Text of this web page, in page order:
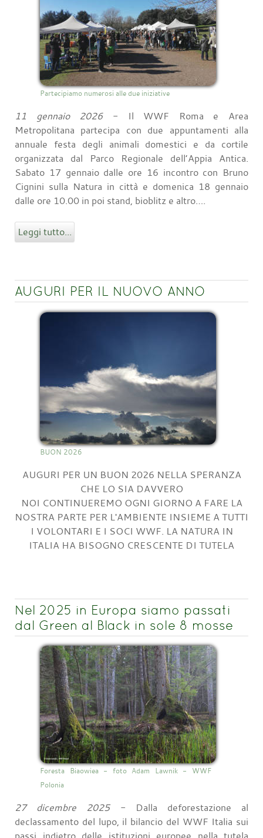
Partecipiamo numerosi alle due iniziative
11 gennaio 2026- Il WWF Roma e Area
Metropolitana partecipa con due appuntamenti alla
annuale festa degli animali domestici e da cortile
organizzata dal Parco Regionale dell’Appia Antica.
Sabato 17 gennaio dalle ore 16 incontro con Bruno
Cignini sulla Natura in città e domenica 18 gennaio
dalle ore 10.00 in poi stand, bioblitz e altro….
Leggi tutto...
AUGURI PER IL NUOVO ANNO
BUON 2026
AUGURI PER UN BUON 2026 NELLA SPERANZA
CHE LO SIA DAVVERO
NOI CONTINUEREMO OGNI GIORNO A FARE LA
NOSTRA PARTE PER L'AMBIENTE INSIEME A TUTTI
I VOLONTARI E I SOCI WWF. LA NATURA IN
ITALIA HA BISOGNO CRESCENTE DI TUTELA
Nel 2025 in Europa siamo passati
dal Green al Black in sole 8 mosse
Foresta Biaowiea - foto Adam Lawnik - WWF
Polonia
27 dicembre 2025- Dalla deforestazione al
declassamento del lupo, il bilancio del WWF Italia sui